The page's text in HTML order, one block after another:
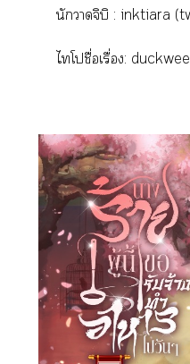
นักาจิบิ : inktiara
ไโชื่อเรื่อง: